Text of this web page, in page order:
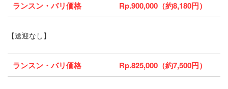
ランスン・バリ価格 Rp.900,000（約8,180円）
【送迎なし】
ランスン・バリ価格 Rp.825,000（約7,500円）